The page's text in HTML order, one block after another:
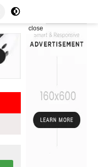
close